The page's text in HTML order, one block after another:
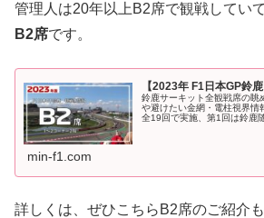
管理人は20年以上B2席で観戦していて
B2席です。
【2023年 F1日本GP鈴
鈴鹿サーキット全観戦席の眺
や避けたい金網・電柱視界情
全19回で実施、第1回は鈴鹿
min-f1.com
詳しくは、ぜひこちらB2席のご紹介